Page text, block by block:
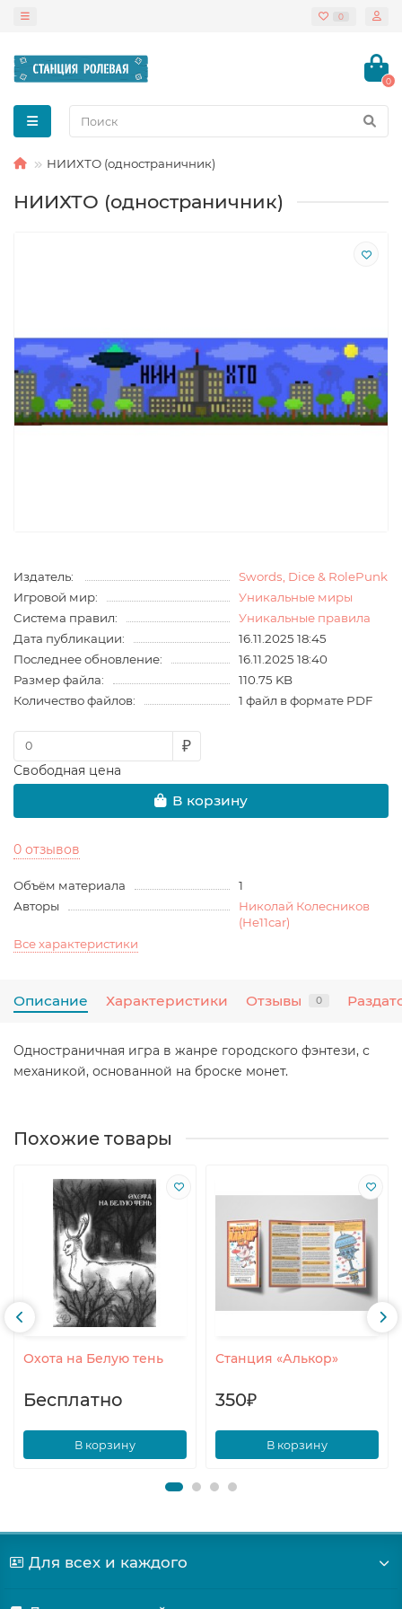
0
0
НИИХТО (одностраничник)
НИИХТО (одностраничник)
Издатель:
Swords, Dice & RolePunk
Игровой мир:
Уникальные миры
Система правил:
Уникальные правила
Дата публикации:
16.11.2025 18:45
Последнее обновление:
16.11.2025 18:40
Размер файла:
110.75 KB
Количество файлов:
1 файл в формате PDF
₽
Свободная цена
В корзину
0 отзывов
Объём материала
1
Авторы
Николай Колесников
(He11car)
Все характеристики
Описание Характеристики Отзывы 0
Одностраничная игра в жанре городского фэнтези, с
механикой, основанной на броске монет.
Похожие товары
Охота на Белую тень
Бесплатно
В корзину
Станция «Алькор»
350₽
В корзину
Для всех и каждого